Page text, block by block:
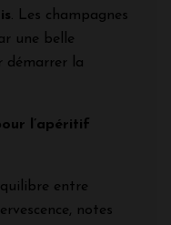
. Les champagnes
une belle
démarrer la
l’apéritif
entre
notes